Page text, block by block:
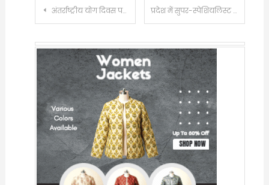
Post
navigation
अंतर्राष्ट्रीय योग दिवस पर एसएमएस स्टेडियम में मुख्य कार्यक्रम:राज्यपाल हरिभाऊ बागड़े, डिप्टी सीएम प्रेमचंद बैरवा ने किया योग, जयपुर में पांच जगहों पर हजारों लोग पहुंचे प्रदेश में सुपर-स्पेशियलिस्ट डॉक्टर्स की कमी:सरकार पे माइनस पेंशन पर दोबारा नौकरी दे रही,जयपुर छोड़ने को राजी नहीं डॉक्टर; SMS और RUHS का मोह